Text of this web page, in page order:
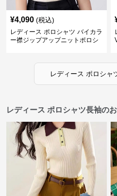
¥4,090 (税込)
レディース ポロシャツ バイカラ
ー襟ジップアップニットポロシ
レディース ポロシャ
レディース ポロシャツ長袖の